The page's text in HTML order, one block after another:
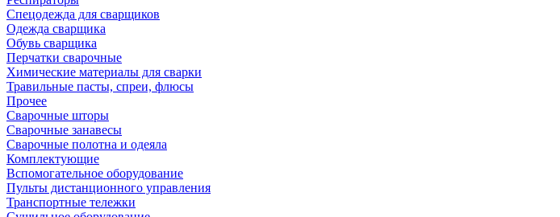
Спецодежда для сварщиков
Одежда сварщика
Обувь сварщика
Перчатки сварочные
Химические материалы для сварки
Травильные пасты, спреи, флюсы
Прочее
Сварочные шторы
Сварочные занавесы
Сварочные полотна и одеяла
Комплектующие
Вспомогательное оборудование
Пульты дистанционного управления
Транспортные тележки